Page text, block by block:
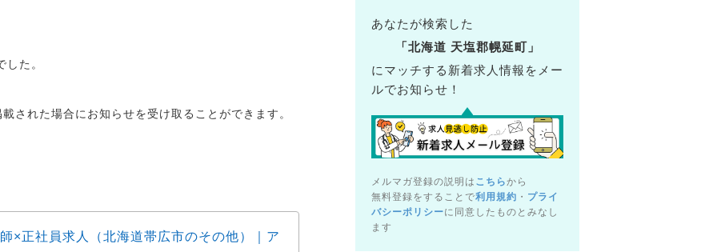
た。
された場合にお知らせを受け取ることができます。
×正社員求人（北海道帯広市のその他）｜ア
動物病院（北海道札幌市東区）の獣医師×アルバイト・パート
あなたが検索した
「北海道 天塩郡幌延町」
にマッチする新着求人情報をメー
ルでお知らせ！
メルマガ登録の説明は こちらから
無料登録をすることで利用規約 ・ プライ
バシーポリシーに同意したものとみなし
ます